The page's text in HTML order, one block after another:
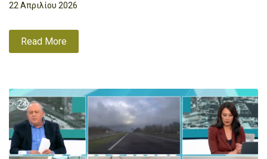
22 Απριλίου 2026
Read More